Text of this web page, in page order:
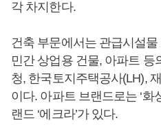
각 차지한다.
건축 부문에서는 관급시설
민간 상업용 건물, 아파트 등
청, 한국토지주택공사(LH),
이다. 아파트 브랜드로는 ‘화
랜드 ‘에크라’가 있다.